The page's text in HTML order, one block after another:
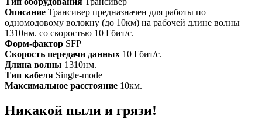
Описание Трансивер предназначен для работы по
одномодовому волокну (до 10км) на рабочей длине волны
1310нм. со скоростью 10 Гбит/с.
Форм-фактор SFP
Скорость передачи данных 10 Гбит/с.
Длина волны 1310нм.
Тип кабеля Single-mode
Максимальное расстояние 10км.
Никакой пыли и грязи!